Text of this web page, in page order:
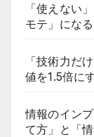
「使えない
モテ」にな
「技術力だ
値を1.5倍に
情報のイン
て方」と「